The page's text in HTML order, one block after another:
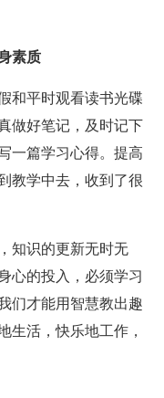
素质
和平时观看读书光碟
做好笔记，及时记下
一篇学习心得。提高
教学中去，收到了很
知识的更新无时无
心的投入，必须学习
们才能用智慧教出趣
生活，快乐地工作，